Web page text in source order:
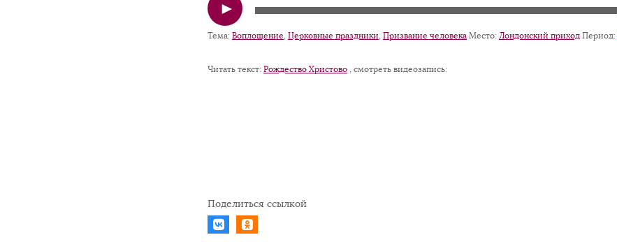
Тема: Воплощение Церковные праздники Призвание человека Место: Лондонский приход Период:
Читать текст: Рождество Христово , смотреть видеозапись:
Поделиться ссылкой